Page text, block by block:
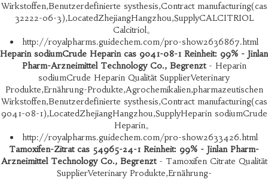
Wirkstoffen,Benutzerdefinierte systhesis,Contract manufacturing(cas
32222-06-3),LocatedZhejiangHangzhou,SupplyCALCITRIOL
Calcitriol。
http://royalpharms.guidechem.com/pro-show2636867.html
Heparin sodiumCrude Heparin cas 9041-08-1 Reinheit: 99% - Jinlan
Pharm-Arzneimittel Technology Co., Begrenzt- Heparin
sodiumCrude Heparin Qualität SupplierVeterinary
Produkte,Ernährung-Produkte,Agrochemikalien,pharmazeutischen
Wirkstoffen,Benutzerdefinierte systhesis,Contract manufacturing(cas
9041-08-1),LocatedZhejiangHangzhou,SupplyHeparin sodiumCrude
Heparin。
http://royalpharms.guidechem.com/pro-show2633426.html
Tamoxifen-Zitrat cas 54965-24-1 Reinheit: 99% - Jinlan Pharm-
Arzneimittel Technology Co., Begrenzt- Tamoxifen Citrate Qualität
SupplierVeterinary Produkte,Ernährung-